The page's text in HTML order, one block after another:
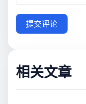
提交评论
相关文章